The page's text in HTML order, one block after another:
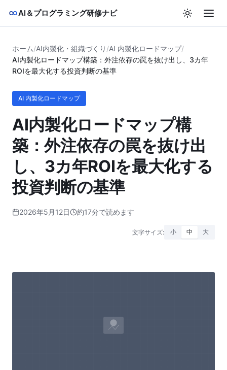
AI＆プログラミング研修ナビ
ホーム/AI内製化・組織づくり /AI 内製化ロードマップ/
AI内製化ロードマップ構築：外注依存の罠を抜け出し、3カ年
ROIを最大化する投資判断の基準
AI 内製化ロードマップ
AI内製化ロードマップ構
築：外注依存の罠を抜け出
し、3カ年ROIを最大化する
投資判断の基準
2026年5月12日 約17分で読めます
文字サイズ: 小 中 大